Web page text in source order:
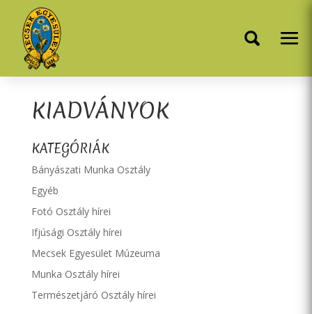
KIADVÁNYOK
KATEGÓRIÁK
Bányászati Munka Osztály
Egyéb
Fotó Osztály hírei
Ifjúsági Osztály hírei
Mecsek Egyesület Múzeuma
Munka Osztály hírei
Természetjáró Osztály hírei